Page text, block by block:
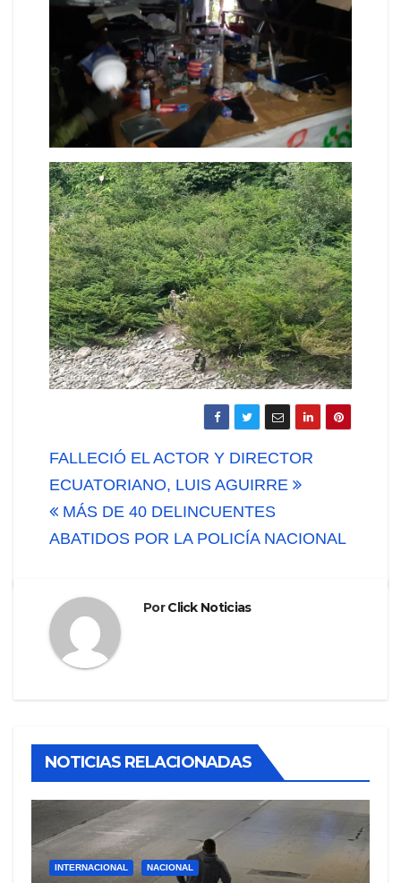
Navegación
de
entradas
FALLECIÓ EL ACTOR Y DIRECTOR
ECUATORIANO, LUIS AGUIRRE
MÁS DE 40 DELINCUENTES
ABATIDOS POR LA POLICÍA NACIONAL
PorClick Noticias
NOTICIAS RELACIONADAS
INTERNACIONAL NACIONAL